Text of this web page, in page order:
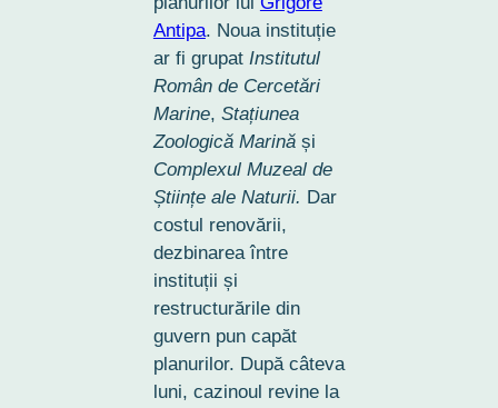
Antipa. Noua instituție
ar fi grupat Institutul
Român de Cercetări
Marine, Stațiunea
Zoologică Marinăși
Complexul Muzeal de
Științe ale Naturii. Dar
costul renovării,
dezbinarea între
instituții și
restructurările din
guvern pun capăt
planurilor. După câteva
luni, cazinoul revine la